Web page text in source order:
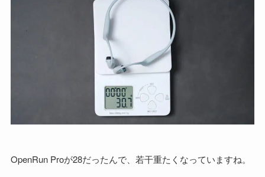
OpenRun Proが28だったんで、若干重たくなっていますね。